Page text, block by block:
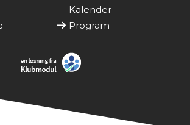
Kalender
Program